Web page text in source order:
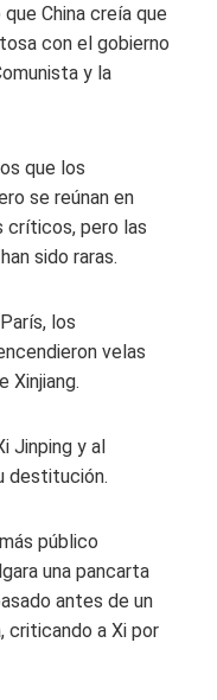
China creía que
con el gobierno
y la
que los
se reúnan en
críticos, pero las
sido raras.
los
velas
Xinjiang.
Jinping y al
destitución.
público
una pancarta
antes de un
criticando a Xi por